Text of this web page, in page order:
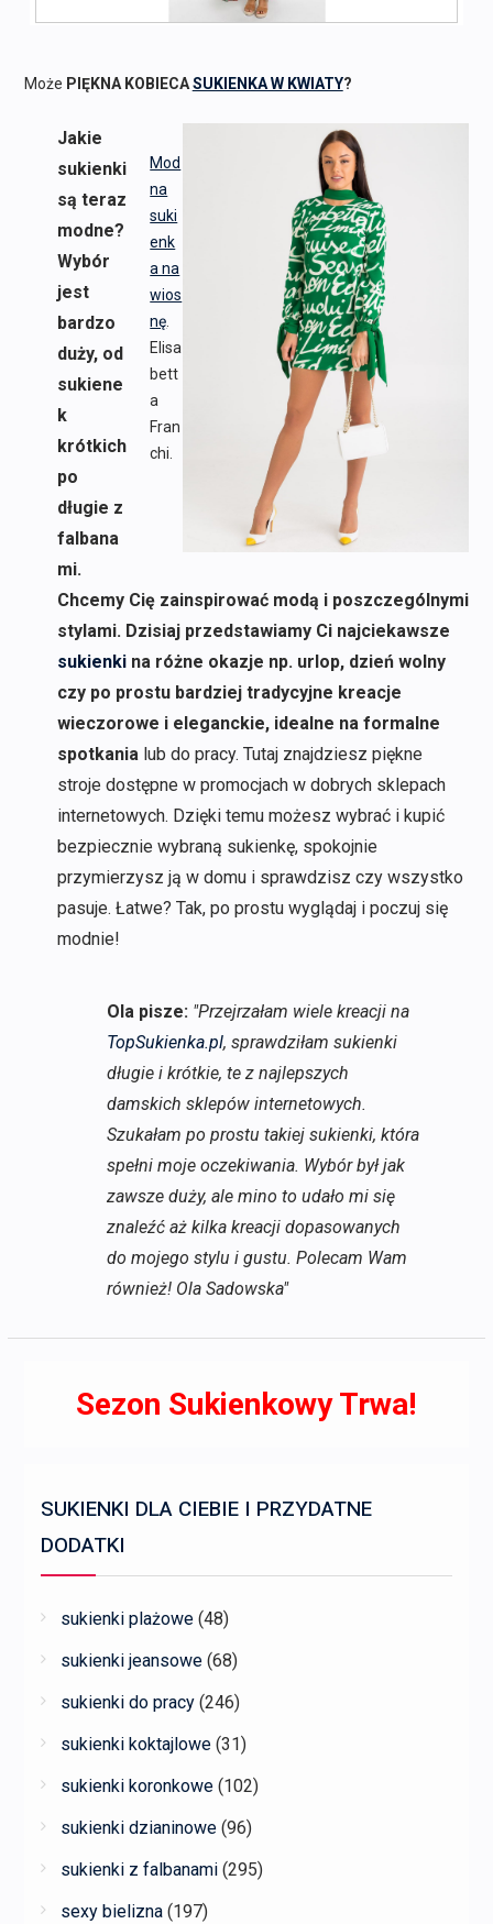
Może PIĘKNA KOBIECASUKIENKA W KWIATY?
Mod
na
suki
enk
a na
wios
nę
Elisa
bett
a
Fran
chi.
Jakie
sukienki
są teraz
modne?
Wybór
jest
bardzo
duży, od
sukiene
k
krótkich
po
długie z
falbana
mi.
Chcemy Cię zainspirować modą i poszczególnymi
stylami. Dzisiaj przedstawiamy Ci najciekawsze
sukienkina różne okazje np. urlop, dzień wolny
czy po prostu bardziej tradycyjne kreacje
wieczorowe i eleganckie, idealne na formalne
spotkanialub do pracy. Tutaj znajdziesz piękne
stroje dostępne w promocjach w dobrych sklepach
internetowych. Dzięki temu możesz wybrać i kupić
bezpiecznie wybraną sukienkę, spokojnie
przymierzysz ją w domu i sprawdzisz czy wszystko
pasuje. Łatwe? Tak, po prostu wyglądaj i poczuj się
modnie!
Ola pisze: "Przejrzałam wiele kreacji na
TopSukienka.pl, sprawdziłam sukienki
długie i krótkie, te z najlepszych
damskich sklepów internetowych.
Szukałam po prostu takiej sukienki, która
spełni moje oczekiwania. Wybór był jak
zawsze duży, ale mino to udało mi się
znaleźć aż kilka kreacji dopasowanych
do mojego stylu i gustu. Polecam Wam
również! Ola Sadowska"
Sezon Sukienkowy Trwa!
SUKIENKI DLA CIEBIE I PRZYDATNE
DODATKI
sukienki plażowe (48)
sukienki jeansowe (68)
sukienki do pracy (246)
sukienki koktajlowe (31)
sukienki koronkowe (102)
sukienki dzianinowe (96)
sukienki z falbanami (295)
sexy bielizna (197)